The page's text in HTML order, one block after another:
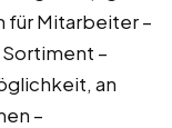
für Mitarbeiter –
–
an
–